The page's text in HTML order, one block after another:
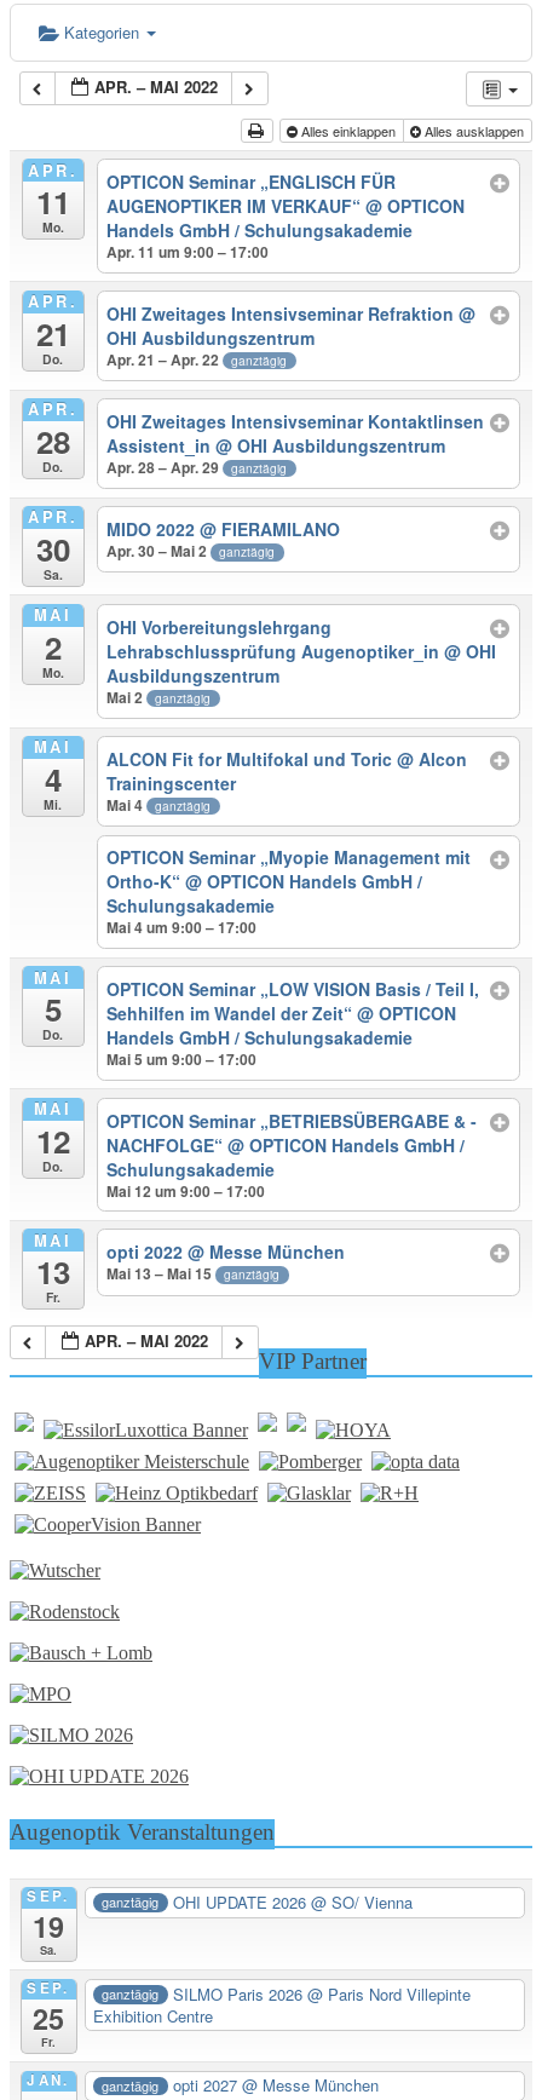
Kategorien
APR. – MAI 2022
Alles einklappen Alles ausklappen
APR.
11
Mo.
OPTICON Seminar „ENGLISCH FÜR
AUGENOPTIKER IM VERKAUF“@ OPTICON
Handels GmbH / Schulungsakademie
Apr. 11 um 9:00 – 17:00
APR.
21
Do.
OHI Zweitages Intensivseminar Refraktion@
OHI Ausbildungszentrum
Apr. 21 – Apr. 22 ganztägig
APR.
28
Do.
OHI Zweitages Intensivseminar Kontaktlinsen
Assistent_in@ OHI Ausbildungszentrum
Apr. 28 – Apr. 29 ganztägig
APR.
30
Sa.
MIDO 2022@ FIERAMILANO
Apr. 30 – Mai 2 ganztägig
MAI
2
Mo.
OHI Vorbereitungslehrgang
Lehrabschlussprüfung Augenoptiker_in@ OHI
Ausbildungszentrum
Mai 2 ganztägig
MAI
4
Mi.
ALCON Fit for Multifokal und Toric@ Alcon
Trainingscenter
Mai 4 ganztägig
OPTICON Seminar „Myopie Management mit
Ortho-K“@ OPTICON Handels GmbH /
Schulungsakademie
Mai 4 um 9:00 – 17:00
MAI
5
Do.
OPTICON Seminar „LOW VISION Basis / Teil I,
Sehhilfen im Wandel der Zeit“@ OPTICON
Handels GmbH / Schulungsakademie
Mai 5 um 9:00 – 17:00
MAI
12
Do.
OPTICON Seminar „BETRIEBSÜBERGABE & -
NACHFOLGE“@ OPTICON Handels GmbH /
Schulungsakademie
Mai 12 um 9:00 – 17:00
MAI
13
Fr.
opti 2022@ Messe München
Mai 13 – Mai 15 ganztägig
APR. – MAI 2022
VIP Partner
Augenoptik Veranstaltungen
SEP.
19
Sa.
ganztägig OHI UPDATE 2026@ SO/ Vienna
SEP.
25
Fr.
ganztägig SILMO Paris 2026@ Paris Nord Villepinte
Exhibition Centre
JAN. ganztägig opti 2027@ Messe München